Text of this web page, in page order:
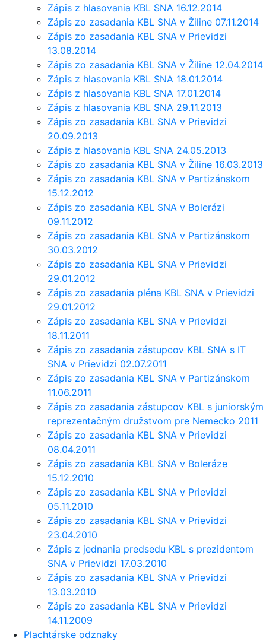
Zápis z hlasovania KBL SNA 16.12.2014
Zápis zo zasadania KBL SNA v Žiline 07.11.2014
Zápis zo zasadania KBL SNA v Prievidzi
13.08.2014
Zápis zo zasadania KBL SNA v Žiline 12.04.2014
Zápis z hlasovania KBL SNA 18.01.2014
Zápis z hlasovania KBL SNA 17.01.2014
Zápis z hlasovania KBL SNA 29.11.2013
Zápis zo zasadania KBL SNA v Prievidzi
20.09.2013
Zápis z hlasovania KBL SNA 24.05.2013
Zápis zo zasadania KBL SNA v Žiline 16.03.2013
Zápis zo zasadania KBL SNA v Partizánskom
15.12.2012
Zápis zo zasadania KBL SNA v Bolerázi
09.11.2012
Zápis zo zasadania KBL SNA v Partizánskom
30.03.2012
Zápis zo zasadania KBL SNA v Prievidzi
29.01.2012
Zápis zo zasadania pléna KBL SNA v Prievidzi
29.01.2012
Zápis zo zasadania KBL SNA v Prievidzi
18.11.2011
Zápis zo zasadania zástupcov KBL SNA s IT
SNA v Prievidzi 02.07.2011
Zápis zo zasadania KBL SNA v Partizánskom
11.06.2011
Zápis zo zasadania zástupcov KBL s juniorským
reprezentačným družstvom pre Nemecko 2011
Zápis zo zasadania KBL SNA v Prievidzi
08.04.2011
Zápis zo zasadania KBL SNA v Boleráze
15.12.2010
Zápis zo zasadania KBL SNA v Prievidzi
05.11.2010
Zápis zo zasadania KBL SNA v Prievidzi
23.04.2010
Zápis z jednania predsedu KBL s prezidentom
SNA v Prievidzi 17.03.2010
Zápis zo zasadania KBL SNA v Prievidzi
13.03.2010
Zápis zo zasadania KBL SNA v Prievidzi
14.11.2009
Plachtárske odznaky